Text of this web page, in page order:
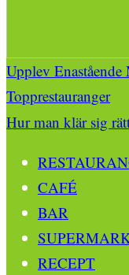
Upplev
Topprestauranger
Hur man klär sig
CAFÉ
BAR
RECEPT